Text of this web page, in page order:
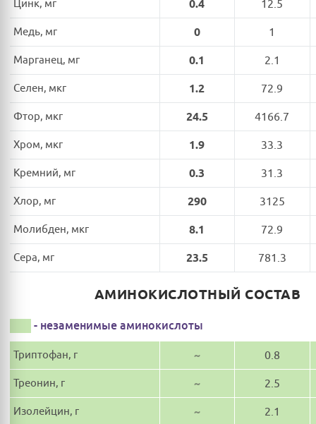
Цинк, мг 0.4 12.5
Медь, мг 0 1
Марганец, мг 0.1 2.1
Селен, мкг 1.2 72.9
Фтор, мкг 24.5 4166.7
Хром, мкг 1.9 33.3
Кремний, мг 0.3 31.3
Хлор, мг 290 3125
Молибден, мкг 8.1 72.9
Сера, мг 23.5 781.3
АМИНОКИСЛОТНЫЙ СОСТАВ
- незаменимые аминокислоты
Триптофан, г ~ 0.8
Треонин, г ~ 2.5
Изолейцин, г ~ 2.1